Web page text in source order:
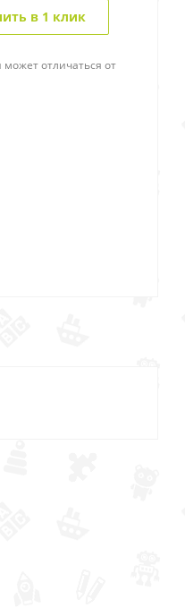
в 1 клик
отличаться от